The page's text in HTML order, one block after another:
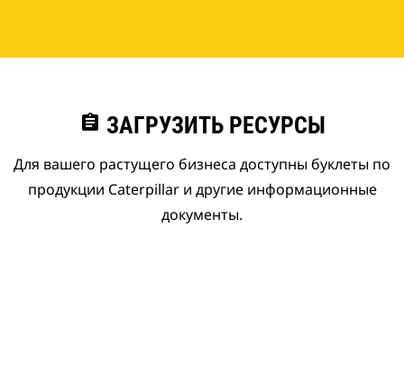
assignment ЗАГРУЗИТЬ РЕСУРСЫ
Для вашего растущего бизнеса доступны буклеты по
продукции Caterpillar и другие информационные
документы.